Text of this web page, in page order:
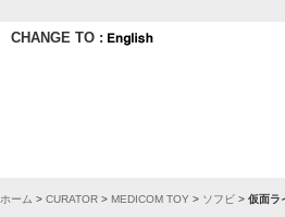
CHANGE TO :
ホーム > CURATOR > MEDICOM TOY > ソフビ > 仮面ラ